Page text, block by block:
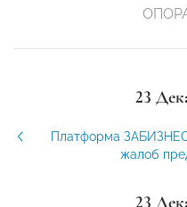
23
Платформа
жалоб